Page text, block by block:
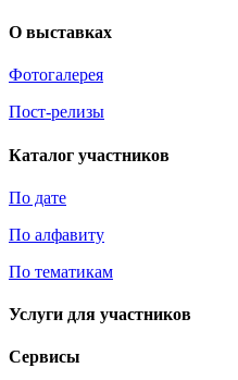
О выставках
Фотогалерея
Пост-релизы
Каталог участников
По дате
По алфавиту
По тематикам
Услуги для участников
Сервисы